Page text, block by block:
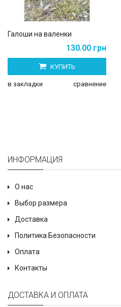
Галоши на валенки
130.00 грн
КУПИТЬ
в закладки сравнение
ИНФОРМАЦИЯ
О нас
Выбор размера
Доставка
Политика Безопасности
Оплата
Контакты
ДОСТАВКА И ОПЛАТА